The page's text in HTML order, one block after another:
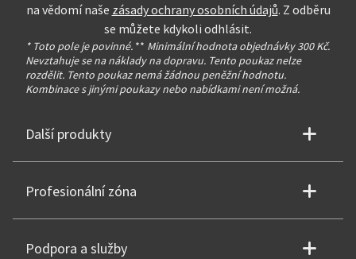
na vědomí naše zásady ochrany osobních údajů. Z odběru
se můžete kdykoli odhlásit.
* Toto pole je povinné. ** Minimální hodnota objednávky 300 Kč.
Nevztahuje se na náklady na dopravu. Tento poukaz nelze
rozdělit. Tento poukaz nemá žádnou peněžní hodnotu.
Kombinace s jinými poukazy nebo nabídkami není možná.
Další produkty
Profesionální zóna
Podpora a služby